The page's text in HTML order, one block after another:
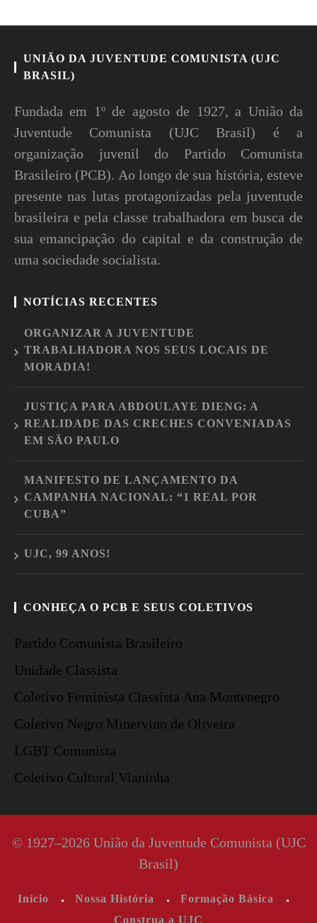
UNIÃO DA JUVENTUDE COMUNISTA (UJC
BRASIL)
Fundada em 1º de agosto de 1927, a União da
Juventude Comunista (UJC Brasil) é a
organização juvenil do Partido Comunista
Brasileiro (PCB). Ao longo de sua história, esteve
presente nas lutas protagonizadas pela juventude
brasileira e pela classe trabalhadora em busca de
sua emancipação do capital e da construção de
uma sociedade socialista.
NOTÍCIAS RECENTES
ORGANIZAR A JUVENTUDE
TRABALHADORA NOS SEUS LOCAIS DE
MORADIA!
JUSTIÇA PARA ABDOULAYE DIENG: A
REALIDADE DAS CRECHES CONVENIADAS
EM SÃO PAULO
MANIFESTO DE LANÇAMENTO DA
CAMPANHA NACIONAL: “1 REAL POR
CUBA”
UJC, 99 ANOS!
CONHEÇA O PCB E SEUS COLETIVOS
Partido Comunista Brasileiro
Unidade Classista
Coletivo Feminista Classista Ana Montenegro
Coletivo Negro Minervino de Oliveira
LGBT Comunista
Coletivo Cultural Vianinha
© 1927–2026 União da Juventude Comunista (UJC
Brasil)
Início Nossa História
Formação Básica
Construa a UJC